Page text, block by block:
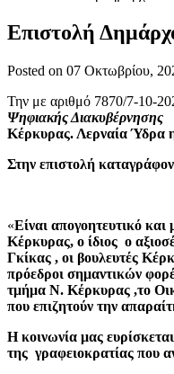
Επιστολή
Posted on 07 Οκτωβρίου,
Την με αριθμό 7870/7-10-
Ψηφιακής
Κέρκυρας. Λερναία Ύδρα
Στην επιστολή
«Είναι απογοητευτικό
Κέρκυρας, ο ίδιος ο
Γκίκας , οι βουλευτές
πρόεδροι σημαντικών
τμήμα Ν. Κέρκυρας ,το
που επιζητούν την
Η κοινωνία μας
της γραφειοκρατίας που